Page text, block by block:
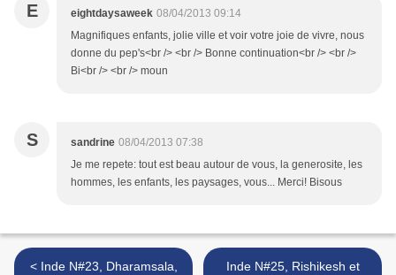
E eightdaysaweek 08/04/2013 09:14
Magnifiques enfants, jolie ville et voir votre joie de vivre, nous
donne du pep's<br /> <br /> Bonne continuation<br /> <br />
Bi<br /> <br /> moun
S sandrine 08/04/2013 07:38
Je me repete: tout est beau autour de vous, la generosite, les
hommes, les enfants, les paysages, vous... Merci! Bisous
< Inde N#23, Dharamsala,
Inde N#25, Rishikesh et